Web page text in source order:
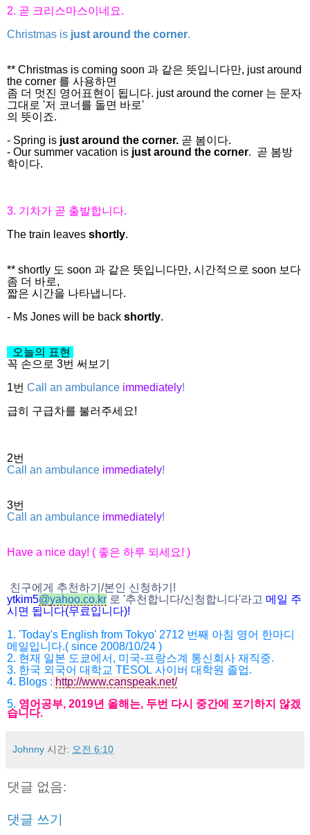
2. 곧 크리스마스이네요.
Christmas is just around the corner.
** Christmas is coming soon 과 같은 뜻입니다만, just around
the corner 를 사용하면
좀 더 멋진 영어표현이 됩니다. just around the corner 는 문자
그대로 '저 코너를 돌면 바로'
의 뜻이죠.
- Spring is just around the corner. 곧 봄이다.
- Our summer vacation is just around the corner. 곧 봄방
학이다.
3. 기차가 곧 출발합니다.
The train leaves shortly.
** shortly 도 soon 과 같은 뜻입니다만, 시간적으로 soon 보다
좀 더 바로,
짧은 시간을 나타냅니다.
- Ms Jones will be back shortly.
오늘의 표현
꼭 손으로 3번 써보기
1번 Call an ambulance immediately!
급히 구급차를 불러주세요!
2번
Call an ambulance immediately!
3번
Call an ambulance immediately!
Have a nice day! ( 좋은 하루 되세요! )
친구에게 추천하기 /본인 신청하기 !
ytkim5@yahoo.co.kr 로 '추천합니다/신청합니다'라고 메일 주
시면 됩니다(무료입니다)!
1. 'Today's English from Tokyo' 2712 번째 아침 영어 한마디
메일입니다.( since 2008/10/24 )
2. 현재 일본 도쿄에서 , 미국-프랑스계 통신회사 재직중.
3. 한국 외국어 대학교 TESOL 사이버 대학원 졸업.
4. Blogs : http://www.canspeak.net/
5. 영어공부, 2019년 올해는, 두번 다시 중간에 포기하지 않겠
습니다.
Johnny 시간: 오전 6:10
댓글 없음:
댓글 쓰기